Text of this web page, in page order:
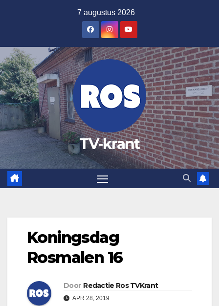
inhoud
7 augustus 2026
TV-krant
Koningsdag
Rosmalen 16
Door Redactie Ros TVKrant
APR 28, 2019